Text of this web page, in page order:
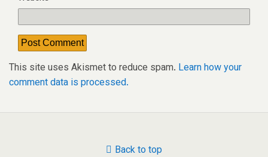
This site uses Akismet to reduce spam. Learn how your
comment data is processed.
Back to top